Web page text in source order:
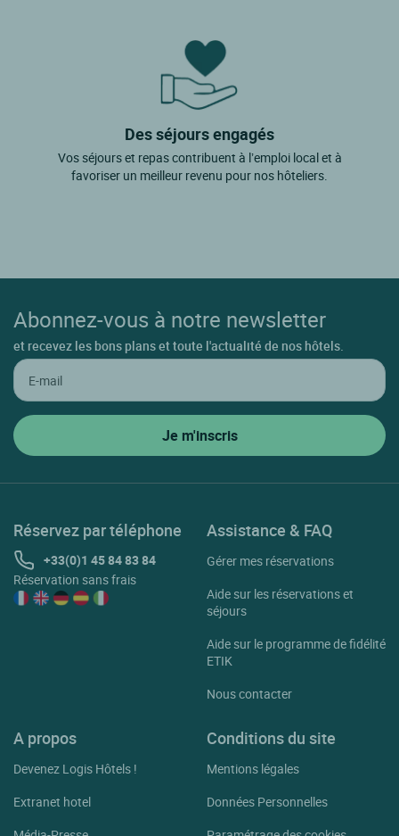
Des séjours engagés
Vos séjours et repas contribuent à l’emploi local et à
favoriser un meilleur revenu pour nos hôteliers.
Abonnez-vous à notre newsletter
et recevez les bons plans et toute l'actualité de nos hôtels.
Réservez par téléphone
+33(0)1 45 84 83 84
Réservation sans frais
Assistance & FAQ
Gérer mes réservations
Aide sur les réservations et
séjours
Aide sur le programme de fidélité
ETIK
Nous contacter
A propos
Devenez Logis Hôtels !
Extranet hotel
Conditions du site
Mentions légales
Données Personnelles